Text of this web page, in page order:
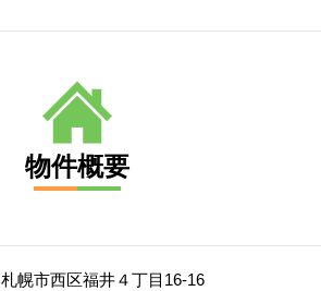
物件概要
札幌市西区福井４丁目16-16